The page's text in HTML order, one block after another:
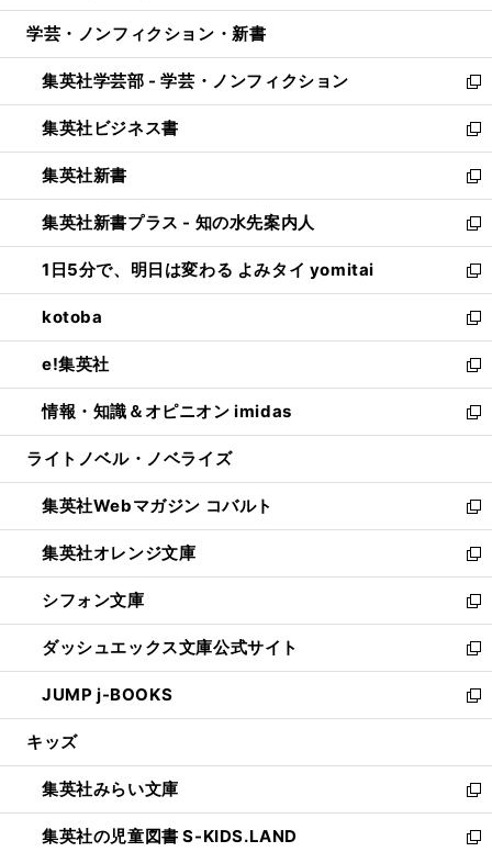
開
ウ
開
く
ン
ウ
で
開
く
ウ
ン
ド
ウ
で
開
く
し
ウ
ィ
ン
ド
ウ
で
開
く
学芸・ノンフィクション・新書
集英社学芸部 - 学芸・ノンフィクション
新
し
い
ウ
ィ
ン
ド
ウ
で
開
く
集英社ビジネス書
新
し
い
ウ
ィ
ン
ド
ウ
で
開
く
集英社新書
新
し
い
ウ
ィ
ン
ド
ウ
で
開
く
集英社新書プラス - 知の水先案内人
新
し
い
ウ
ィ
ン
ド
ウ
で
開
1日5分で、明日は変わる よみタイ yomitai
新
し
い
ウ
ィ
ン
ド
ウ
開
く
kotoba
新
し
い
ウ
ィ
ン
ウ
で
開
く
e!集英社
新
し
い
ウ
ン
ド
ウ
で
開
く
情報・知識＆オピニオン imidas
新
し
ウ
ィ
ン
ド
ウ
で
開
く
ライトノベル・ノベライズ
集英社Webマガジン コバルト
新
し
い
ウ
ィ
ン
ド
ウ
で
開
集英社オレンジ文庫
新
し
い
ウ
ィ
ン
ド
ウ
開
く
シフォン文庫
新
し
い
ウ
ィ
ン
ウ
で
開
く
ダッシュエックス文庫公式サイト
新
し
い
ウ
ン
ド
ウ
で
JUMP j-BOOKS
新
し
ウ
ィ
ン
ド
キッズ
集英社みらい文庫
新
し
い
集英社の児童図書 S-KIDS.LAND
新